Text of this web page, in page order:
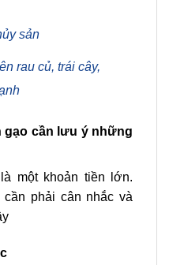
sản
rau củ, trái cây,
gạo cần lưu ý những
một khoản tiền lớn.
phải cân nhắc và